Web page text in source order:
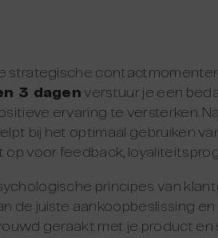
3 dagen verstuur je een
ervaring te versterken.
bij het optimaal gebruiken
voor feedback,
principes van
de juiste aankoopbeslissing
geraakt met je product